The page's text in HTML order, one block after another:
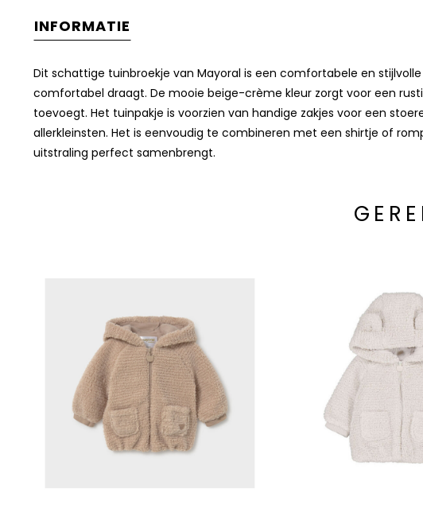
INFORMATIE
Dit schattige tuinbroekje van Mayoral is een comfortabele en
comfortabel draagt. De mooie beige-crème kleur zorgt voor een
toevoegt. Het tuinpakje is voorzien van handige zakjes voor een
allerkleinsten. Het is eenvoudig te combineren met een shirtje of
uitstraling perfect samenbrengt.